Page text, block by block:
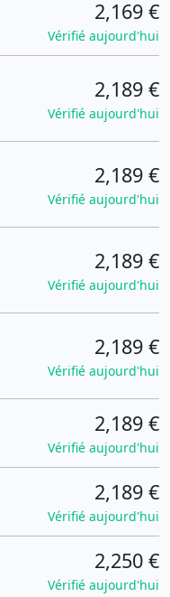
2,169 €
Vérifié aujourd'hui
2,189 €
Vérifié aujourd'hui
2,189 €
Vérifié aujourd'hui
2,189 €
Vérifié aujourd'hui
2,189 €
Vérifié aujourd'hui
2,189 €
Vérifié aujourd'hui
2,189 €
Vérifié aujourd'hui
2,250 €
Vérifié aujourd'hui